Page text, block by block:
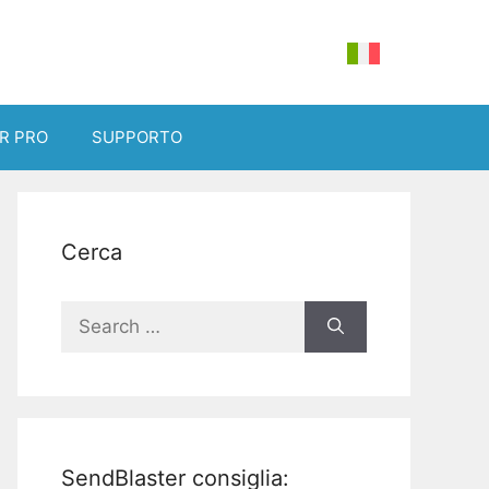
PRO SUPPORTO
Cerca
Search
SendBlaster consiglia: